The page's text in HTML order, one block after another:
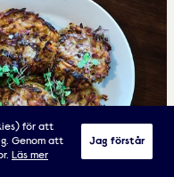
för att
Genom att
Läs mer
Jag förstår